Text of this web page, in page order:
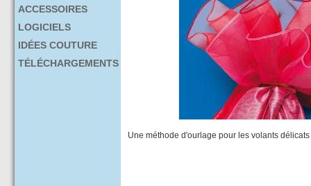
ACCESSOIRES
LOGICIELS
IDÉES COUTURE
TÉLÉCHARGEMENTS
Une méthode d'ourlage pour les volants